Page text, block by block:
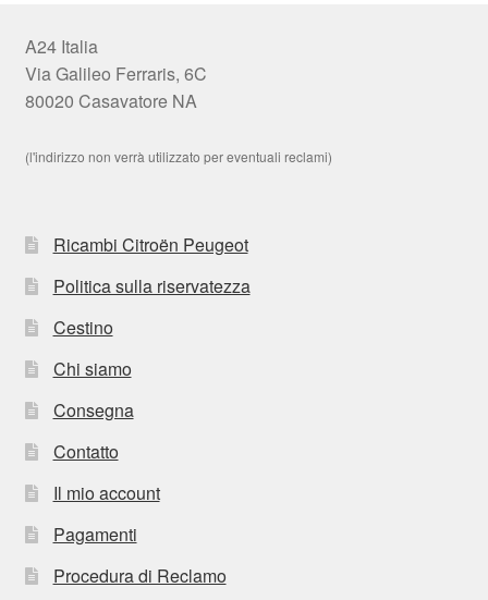
A24 Italia
Via Galileo Ferraris, 6C
80020 Casavatore NA
(l'indirizzo non verrà utilizzato per eventuali reclami)
Ricambi Citroën Peugeot
Politica sulla riservatezza
Cestino
Chi siamo
Consegna
Contatto
Il mio account
Pagamenti
Procedura di Reclamo